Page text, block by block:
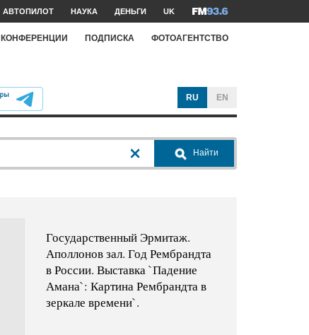
АВТОПИЛОТ НАУКА ДЕНЬГИ UK
КОНФЕРЕНЦИИ ПОДПИСКА ФОТОАГЕНТСТВО
RU EN
Найти
Государственный Эрмитаж.
Аполлонов зал. Год Рембрандта
в России. Выставка `Падение
Амана`: Картина Рембрандта в
зеркале времени`.